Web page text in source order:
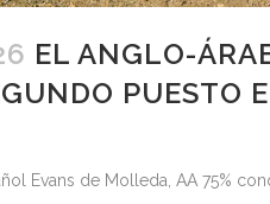
EL ANGLO-
PUESTO
Evans de Molleda, AA 75%